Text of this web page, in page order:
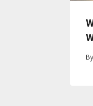
By